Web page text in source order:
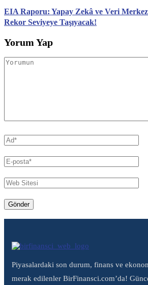
EIA Raporu: Yapay Zekâ ve Veri
Rekor Seviyeye Taşıyacak!
Yorum Yap
Piyasalardaki son durum, finans ve
merak edilenler BirFinansci.com’da!